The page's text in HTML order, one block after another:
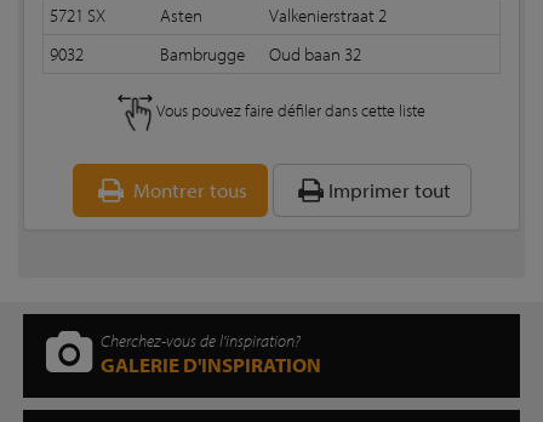
5721 SX
Asten
Valkenierstraat 2
9032
Bambrugge Oud baan 32
Vous pouvez faire défiler dans cette liste
Montrer tous Imprimer tout
Cherchez-vous de l'inspiration?
GALERIE D'INSPIRATION